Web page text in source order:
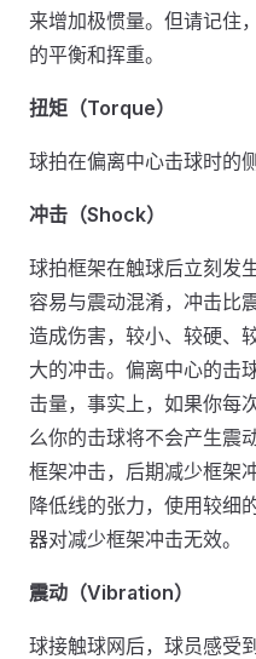
来增加极惯量。但请记住
的平衡和挥重。
扭矩（Torque）
球拍在偏离中心击球时的
冲击（Shock）
球拍框架在触球后立刻发
容易与震动混淆，冲击比
造成伤害，较小、较硬、
大的冲击。偏离中心的击
击量，事实上，如果你每
么你的击球将不会产生震
框架冲击，后期减少框架
降低线的张力，使用较细
器对减少框架冲击无效。
震动（Vibration）
球接触球网后，球员感受